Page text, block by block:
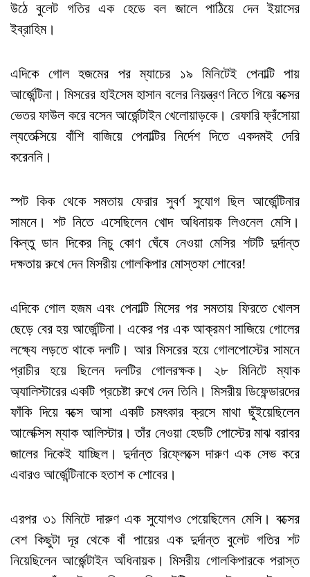
উঠে বুলেট গতির এক হেডে বল জালে পাঠিয়ে দেন ইয়াসের
ইব্রাহিম।
এদিকে গোল হজমের পর ম্যাচের ১৯ মিনিটেই পেনাল্টি পায়
আর্জেন্টিনা। মিসরের হাইসেম হাসান বলের নিয়ন্ত্রণ নিতে গিয়ে বক্সের
ভেতর ফাউল করে বসেন আর্জেন্টাইন খেলোয়াড়কে। রেফারি ফ্রঁসোয়া
ল্যতেক্সিয়ে বাঁশি বাজিয়ে পেনাল্টির নির্দেশ দিতে একদমই দেরি
করেননি।
স্পট কিক থেকে সমতায় ফেরার সুবর্ণ সুযোগ ছিল আর্জেন্টিনার
সামনে। শট নিতে এসেছিলেন খোদ অধিনায়ক লিওনেল মেসি।
কিন্তু ডান দিকের নিচু কোণ ঘেঁষে নেওয়া মেসির শটটি দুর্দান্ত
দক্ষতায় রুখে দেন মিসরীয় গোলকিপার মোস্তফা শোবের!
এদিকে গোল হজম এবং পেনাল্টি মিসের পর সমতায় ফিরতে খোলস
ছেড়ে বের হয় আর্জেন্টিনা। একের পর এক আক্রমণ সাজিয়ে গোলের
লক্ষ্যে লড়তে থাকে দলটি। আর মিসরের হয়ে গোলপোস্টের সামনে
প্রাচীর হয়ে ছিলেন দলটির গোলরক্ষক। ২৮ মিনিটে ম্যাক
অ্যালিস্টারের একটি প্রচেষ্টা রুখে দেন তিনি। মিসরীয় ডিফেন্ডারদের
ফাঁকি দিয়ে বক্সে আসা একটি চমৎকার ক্রসে মাথা ছুঁইয়েছিলেন
আলেক্সিস ম্যাক আলিস্টার। তাঁর নেওয়া হেডটি পোস্টের মাঝ বরাবর
জালের দিকেই যাচ্ছিল। দুর্দান্ত রিফ্লেক্সে দারুণ এক সেভ করে
এবারও আর্জেন্টিনাকে হতাশ ক শোবের।
এরপর ৩১ মিনিটে দারুণ এক সুযোগও পেয়েছিলেন মেসি। বক্সের
বেশ কিছুটা দূর থেকে বাঁ পায়ের এক দুর্দান্ত বুলেট গতির শট
নিয়েছিলেন আর্জেন্টাইন অধিনায়ক। মিসরীয় গোলকিপারকে পরাস্ত